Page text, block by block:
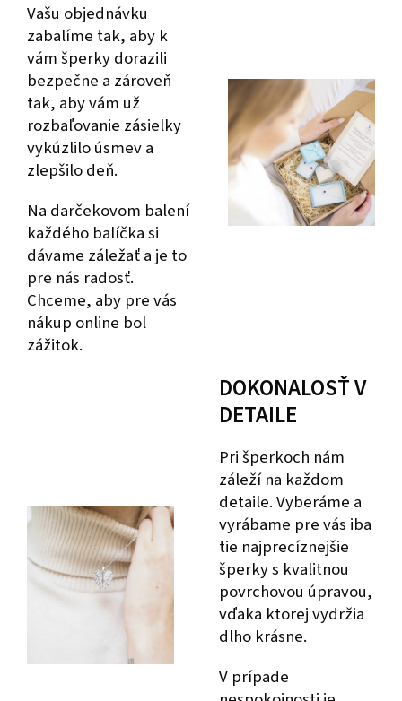
Vašu objednávku
zabalíme tak, aby k
vám šperky dorazili
bezpečne a zároveň
tak, aby vám už
rozbaľovanie zásielky
vykúzlilo úsmev a
zlepšilo deň.
Na darčekovom balení
každého balíčka si
dávame záležať a je to
pre nás radosť.
Chceme, aby pre vás
nákup online bol
zážitok.
DOKONALOSŤ V
DETAILE
Pri šperkoch nám
záleží na každom
detaile. Vyberáme a
vyrábame pre vás iba
tie najprecíznejšie
šperky s kvalitnou
povrchovou úpravou,
vďaka ktorej vydržia
dlho krásne.
V prípade